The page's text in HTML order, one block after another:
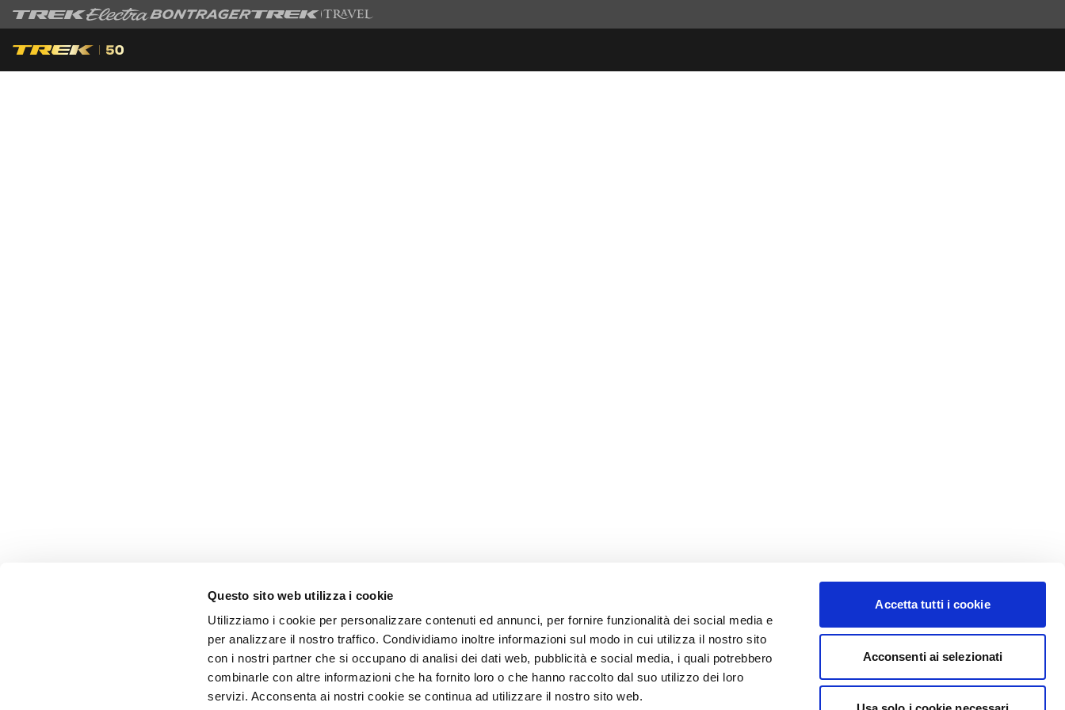
Questo sito web utilizza i cookie
Utilizziamo i cookie per personalizzare contenuti ed annunci, per fornire funzionalità dei social media e
per analizzare il nostro traffico. Condividiamo inoltre informazioni sul modo in cui utilizza il nostro sito
con i nostri partner che si occupano di analisi dei dati web, pubblicità e social media, i quali potrebbero
combinarle con altre informazioni che ha fornito loro o che hanno raccolto dal suo utilizzo dei loro
servizi. Acconsenta ai nostri cookie se continua ad utilizzare il nostro sito web.
Accetta tutti i cookie
Acconsenti ai selezionati